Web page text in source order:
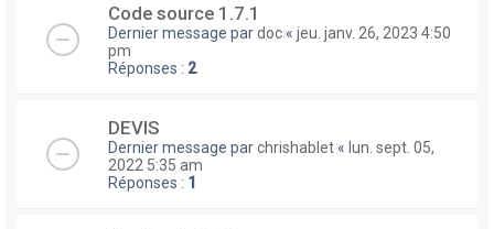
Code source 1.7.1
Dernier message pardoc « jeu. janv. 26, 2023 4:50
pm
Réponses : 2
DEVIS
Dernier message parchrishablet « lun. sept. 05,
2022 5:35 am
Réponses : 1